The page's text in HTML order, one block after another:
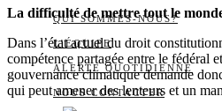
QUI SOMMES-NOUS?
L’ÉQUIPE
ALERTE QUOTIDIENNE
NOUS CONTACTER
La difficulté de mettre tout le
Dans l’état actuel du droit
compétence partagée entre le fédéral
gouvernance climatique demande
qui peut amener des lenteurs et un